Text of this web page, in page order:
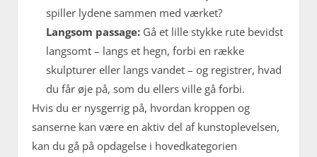
spiller lydene sammen med værket?
Langsom passage: Gå et lille stykke rute bevidst
langsomt – langs et hegn, forbi en række
skulpturer eller langs vandet – og registrer, hvad
du får øje på, som du ellers ville gå forbi.
Hvis du er nysgerrig på, hvordan kroppen og
sanserne kan være en aktiv del af kunstoplevelsen,
kan du gå på opdagelse i hovedkategorien